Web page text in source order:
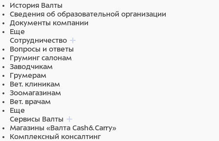
Измерения: расстояние, площадь, объем, ЧСС
ОВ измерения: Лошади GA (GSD) Коровы GA (BL, SL, HL)
Свиньи GA (HL) Овцы GA (USD) Кошки GA, EDD (HD, BD)
Собаки GA, EDD (GSD, CRL, HD, BD)
Отметки на теле: 40
Комментарии: дата/время, имя, пол, возраст,
больница, примечания
Автоматическое создание отчета
Порты: RS-232
Клавиатура с подсветкой
10″ TFT ЖК экран
Вес: 7 кг
Размеры: 300х300х223
История Валты
Сведения об образовательной организации
Документы компании
Еще
Сотрудничество
Вопросы и ответы
Груминг салонам
Заводчикам
Грумерам
Вет. клиникам
Зоомагазинам
Вет. врачам
Еще
Сервисы Валты
Магазины «Валта Cash&Carry»
Комплексный консалтинг